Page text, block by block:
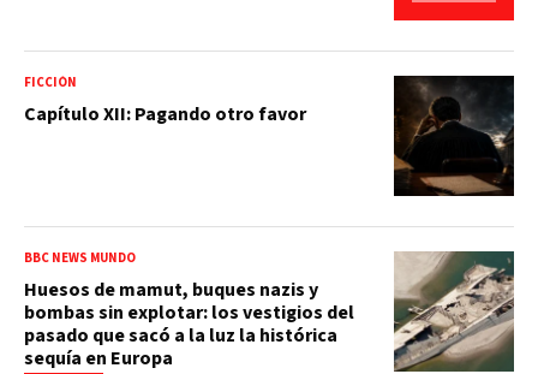
FICCIÓN
Capítulo XII: Pagando otro favor
BBC NEWS MUNDO
Huesos de mamut, buques nazis y
bombas sin explotar: los vestigios del
pasado que sacó a la luz la histórica
sequía en Europa